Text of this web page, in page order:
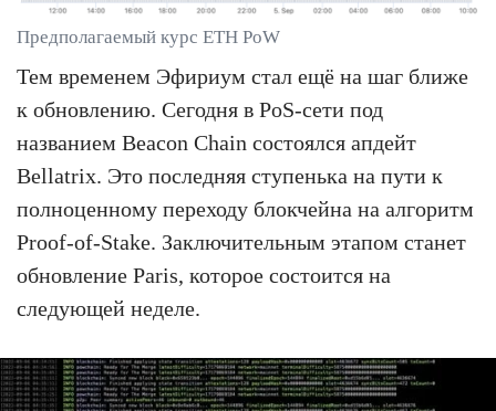
Предполагаемый курс ETH PoW
Тем временем Эфириум стал ещё на шаг ближе
к обновлению. Сегодня в PoS-сети под
названием Beacon Chain состоялся апдейт
Bellatrix. Это последняя ступенька на пути к
полноценному переходу блокчейна на алгоритм
Proof-of-Stake. Заключительным этапом станет
обновление Paris, которое состоится на
следующей неделе.